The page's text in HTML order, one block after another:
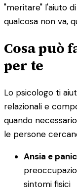
"meritare" l'aiuto
qualcosa non va,
Cosa può
per te
Lo psicologo ti
relazionali e
quando
le persone
Ansia e
sintomi fisici